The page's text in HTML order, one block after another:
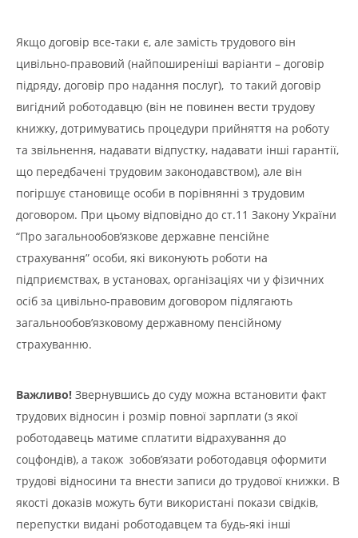
Якщо договір все-таки є, але замість трудового він
цивільно-правовий (найпоширеніші варіанти – договір
підряду, договір про надання послуг), то такий договір
вигідний роботодавцю (він не повинен вести трудову
книжку, дотримуватись процедури прийняття на роботу
та звільнення, надавати відпустку, надавати інші гарантії,
що передбачені трудовим законодавством), але він
погіршує становище особи в порівнянні з трудовим
договором. При цьому відповідно до ст.11 Закону України
“Про загальнообов’язкове державне пенсійне
страхування” особи, які виконують роботи на
підприємствах, в установах, організаціях чи у фізичних
осіб за цивільно-правовим договором підлягають
загальнообов’язковому державному пенсійному
страхуванню.
Важливо! Звернувшись до суду можна встановити факт
трудових відносин і розмір повної зарплати (з якої
роботодавець матиме сплатити відрахування до
соцфондів), а також зобов’язати роботодавця оформити
трудові відносини та внести записи до трудової книжки. В
якості доказів можуть бути використані покази свідків,
перепустки видані роботодавцем та будь-які інші